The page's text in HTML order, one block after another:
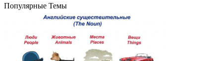
Популярные Темы